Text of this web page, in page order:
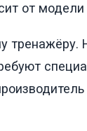
от модели